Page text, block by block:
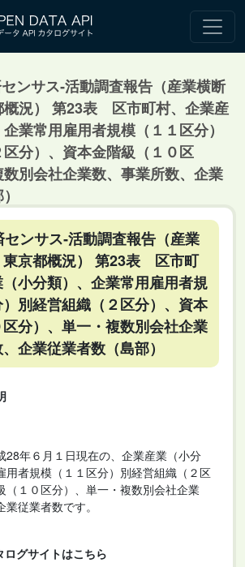
ンサス‐活動調査報告（産業横断
況） 第23表 区市町村、企業産
業常用雇用者規模（１１区分）
分）、資本金階級（１０区
別会社企業数、事業所数、企業
ンサス‐活動調査報告（産業
京都概況） 第23表 区市町
小分類）、企業常用雇用者規
別経営組織（２区分）、資本
分）、単一・複数別会社企業
企業従業者数（島部）
28年６月１日現在の、企業産業（小分
用者規模（１１区分）別経営組織（２区
（１０区分）、単一・複数別会社企業
従業者数です。
ログサイトはこちら